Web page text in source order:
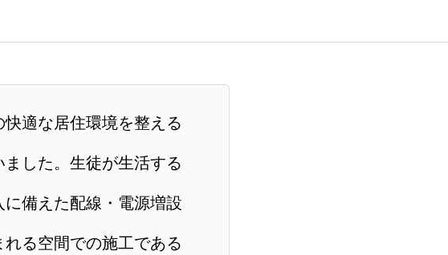
適な居住環境を整える
した。生徒が生活する
備えた配線・電源増設
る空間での施工である